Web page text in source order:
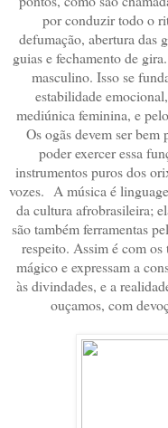
por conduzir todo o
defumação, abertura das
guias e fechamento de
masculino. Isso se
estabilidade
mediúnica feminina, e
Os ogãs devem ser bem
poder exercer essa
instrumentos puros dos
vozes. A música é
da cultura afrobrasileira;
são também ferramentas
respeito. Assim é com
mágico e expressam a
às divindades, e a
ouçamos, com